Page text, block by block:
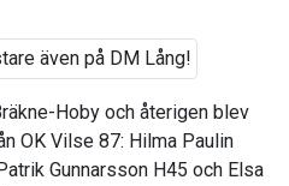
Hoby och återigen blev
OK Vilse 87: Hilma Paulin
Gunnarsson H45 och Elsa